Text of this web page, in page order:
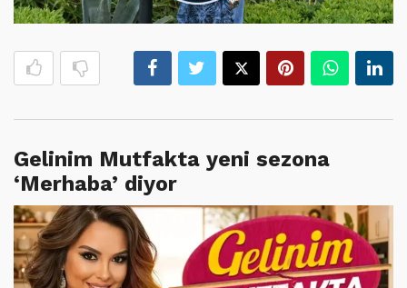
Gelinim Mutfakta yeni sezona
‘Merhaba’ diyor